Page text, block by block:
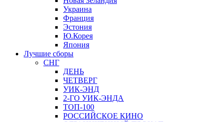
Украина
Франция
Эстония
Ю.Корея
Япония
Лучшие сборы
СНГ
ДЕНЬ
ЧЕТВЕРГ
УИК-ЭНД
2-ГО УИК-ЭНДА
ТОП-100
РОССИЙСКОЕ КИНО